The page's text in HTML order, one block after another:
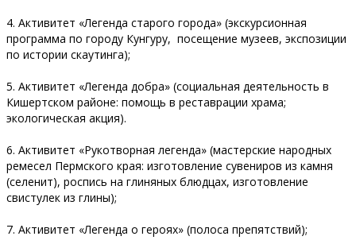
4. Активитет «Легенда старого города» (экскурсионная
программа по городу Кунгуру, посещение музеев, экспозиции
по истории скаутинга);
5. Активитет «Легенда добра» (социальная деятельность в
Кишертском районе: помощь в реставрации храма;
экологическая акция).
6. Активитет «Рукотворная легенда» (мастерские народных
ремесел Пермского края: изготовление сувениров из камня
(селенит), роспись на глиняных блюдцах, изготовление
свистулек из глины);
7. Активитет «Легенда о героях» (полоса препятствий);